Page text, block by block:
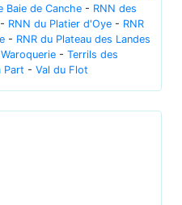
Baie de Canche - RNN des
- RNN du Platier d'Oye - RNR
- RNR du Plateau des Landes
- Terrils des
Part - Val du Flot